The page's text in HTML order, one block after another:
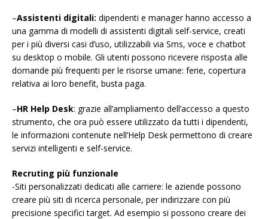
–Assistenti digitali: dipendenti e manager hanno accesso a
una gamma di modelli di assistenti digitali self-service, creati
per i più diversi casi d’uso, utilizzabili via Sms, voce e chatbot
su desktop o mobile. Gli utenti possono ricevere risposta alle
domande più frequenti per le risorse umane: ferie, copertura
relativa ai loro benefit, busta paga.
–HR Help Desk: grazie all’ampliamento dell’accesso a questo
strumento, che ora può essere utilizzato da tutti i dipendenti,
le informazioni contenute nell’Help Desk permettono di creare
servizi intelligenti e self-service.
Recruting più funzionale
-Siti personalizzati dedicati alle carriere: le aziende possono
creare più siti di ricerca personale, per indirizzare con più
precisione specifici target. Ad esempio si possono creare dei